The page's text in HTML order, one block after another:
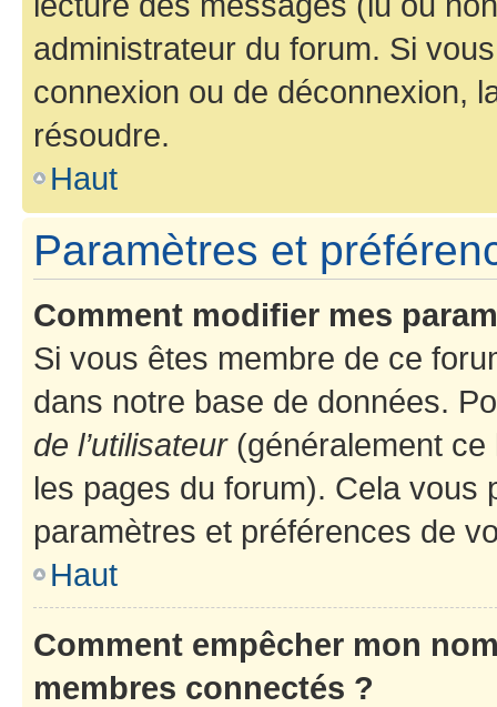
administrateur du forum. Si
connexion ou de déconnexion,
résoudre.
Haut
Paramètres et
Comment modifier mes
Si vous êtes membre de ce
dans notre base de données.
de l’utilisateur(généralement ce
les pages du forum). Cela vous
paramètres et préférences de
Haut
Comment empêcher mon
membres connectés ?